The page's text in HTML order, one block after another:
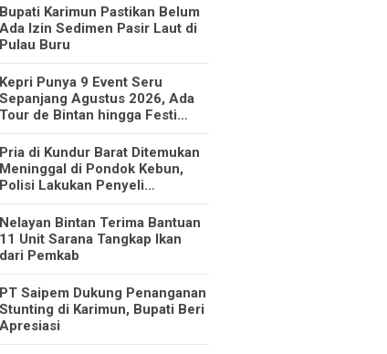
Bupati Karimun Pastikan Belum
Ada Izin Sedimen Pasir Laut di
Pulau Buru
Kepri Punya 9 Event Seru
Sepanjang Agustus 2026, Ada
Tour de Bintan hingga Festi…
Pria di Kundur Barat Ditemukan
Meninggal di Pondok Kebun,
Polisi Lakukan Penyeli…
Nelayan Bintan Terima Bantuan
11 Unit Sarana Tangkap Ikan
dari Pemkab
PT Saipem Dukung Penanganan
Stunting di Karimun, Bupati Beri
Apresiasi